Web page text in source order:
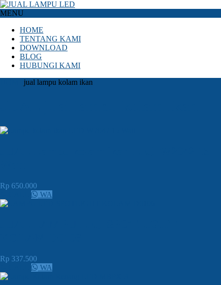
MENU
HOME
TENTANG KAMI
DOWNLOAD
BLOG
HUBUNGI KAMI
jual lampu kolam ikan
Rp 650.000
WA
Rp 337.500
WA